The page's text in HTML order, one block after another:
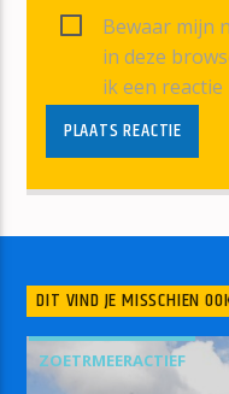
Bewaar mijn
in deze
ik een reactie
DIT VIND JE MISSCHIEN
ZOETRMEERACTIEF